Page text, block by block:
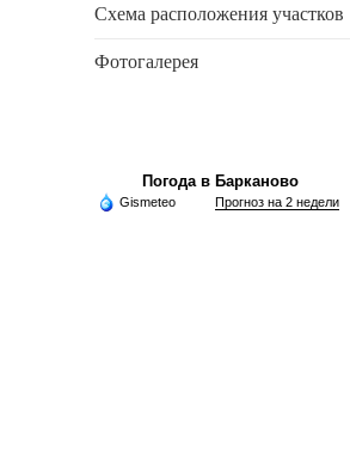
Схема расположения участков
Фотогалерея
Погода в Барканово
Gismeteo Прогноз на 2 недели